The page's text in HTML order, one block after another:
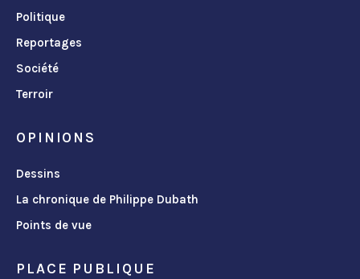
Politique
Reportages
Société
Terroir
OPINIONS
Dessins
La chronique de Philippe Dubath
Points de vue
PLACE PUBLIQUE